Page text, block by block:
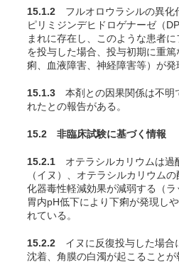
15.1.2 フルオロウラシルの異化
ピリミジンデヒドロゲナーゼ（
まれに存在し、このような患者
を投与した場合、投与初期に重
痢、血液障害、神経障害等）が発
15.1.3 本剤との因果関係は不明
れたとの報告がある。
15.2 非臨床試験に基づく情報
15.2.1 オテラシルカリウムは過
（イヌ）、オテラシルカリウム
化器毒性軽減効果が減弱する（
胃内pH低下により下痢が発現し
れている。
15.2.2 イヌに反復投与した場合
沈着、角膜の白濁が起こることが